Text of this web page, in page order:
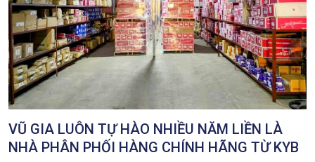
VŨ GIA LUÔN TỰ HÀO NHIỀU NĂM LIỀN LÀ
NHÀ PHÂN PHỐI HÀNG CHÍNH HÃNG TỪ KYB